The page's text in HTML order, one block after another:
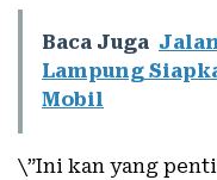
Baca Juga
Lampung
Mobil
\”Ini kan yang